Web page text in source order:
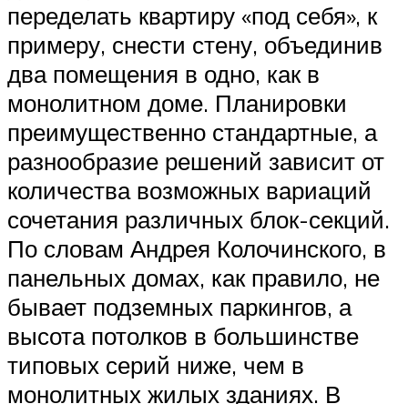
переделать квартиру «под себя», к
примеру, снести стену, объединив
два помещения в одно, как в
монолитном доме. Планировки
преимущественно стандартные, а
разнообразие решений зависит от
количества возможных вариаций
сочетания различных блок-секций.
По словам Андрея Колочинского, в
панельных домах, как правило, не
бывает подземных паркингов, а
высота потолков в большинстве
типовых серий ниже, чем в
монолитных жилых зданиях. В